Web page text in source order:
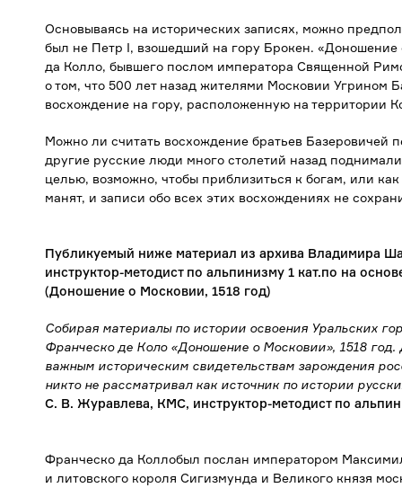
Основываясь на исторических записях, можно
был не Петр I, взошедший на гору Брокен. «Доношение
да Колло, бывшего послом императора Священной
о том, что 500 лет назад жителями Московии Угрином
восхождение на гору, расположенную на территории
Можно ли считать восхождение братьев
другие русские люди много столетий назад
целью, возможно, чтобы приблизиться к богам, или
манят, и записи обо всех этих восхождениях не
Публикуемый ниже материал из архива Владимира
инструктор-методист по альпинизму 1 кат.по на
(Доношение о Московии, 1518 год)
Собирая материалы по истории освоения Уральских
Франческо де Коло «Доношение о Московии», 1518
важным историческим свидетельствам зарождения
никто не рассматривал как источник по истории
С. В. Журавлева, КМС, инструктор-методист по
Франческо да Коллобыл послан императором
и литовского короля Сигизмунда и Великого князя